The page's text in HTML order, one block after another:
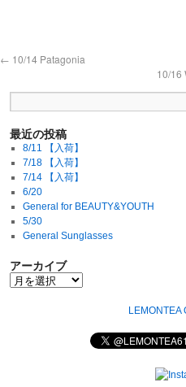
← 10/14 Patagonia
10/16
最近の投稿
8/11 【入荷】
7/18 【入荷】
7/14 【入荷】
6/20
General for BEAUTY&YOUTH
5/30
General Sunglasses
アーカイブ
LEMONTEA